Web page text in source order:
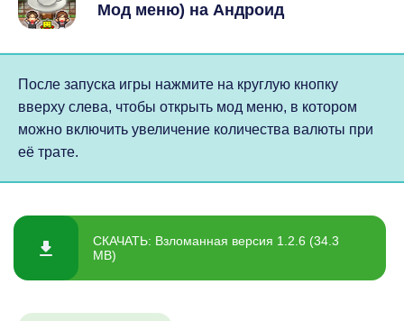
Мод меню) на Андроид
После запуска игры нажмите на круглую кнопку
вверху слева, чтобы открыть мод меню, в котором
можно включить увеличение количества валюты при
её трате.
СКАЧАТЬ: Взломанная версия 1.2.6 (34.3
MB)